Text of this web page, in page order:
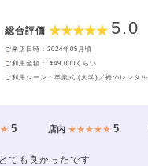
総合評価 5.0
ご来店日時：2024年05月頃
ご利用金額： ¥49,000くらい
ご利用シーン：卒業式 (大学)／袴のレンタル
5 店内★★★★★ 5
ても良かったです